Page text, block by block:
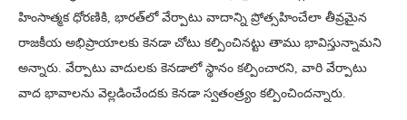
హింసాత్మక ధోరణికి, భారత్‌లో వేర్పాటు వాదాన్ని ప్రోత్సహించేలా తీవ్రమైన
రాజకీయ అభిప్రాయాలకు కెనడా చోటు కల్పించినట్టు తాము భావిస్తున్నామని
అన్నారు. వేర్పాటు వాదులకు కెనడాలో స్థానం కల్పించారని, వారి వేర్పాటు
వాద భావాలను వెల్లడించేందకు కెనడా స్వతంత్ర్యం కల్పించిందన్నారు.